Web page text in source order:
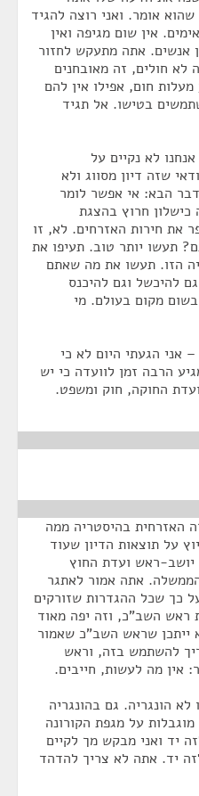
אומר. ואני רוצה להגיד
אין שום מגיפה ואין
זו מדינה של 9 מיליון אנשים. אתה מתעקש לחזור
לא חולים, זה מאובחנים
כנשאים של קורונה. אין להם 37 מעלות חום, אפילו אין להם
בטישו. אל תגיד
לא נקיים על
שזה דיון מסווג ולא
הבא: אי אפשר לומר
חרוץ בהצגת
את חירות האזרחים. לא, זו
תעשו יותר טוב. תעיפו את
הזו. תעשו את מה שאתם
להיכשל וגם להיכנס
מקום בעולם. מי
אני הגעתי היום לא כי
הרבה זמן לוועדה כי יש
החוקה, חוק ומשפט.
האזרחית בהיסטריה ממה
על תוצאות הדיון שעוד
יושב-ראש ועדת החוץ
אתה אמור לאתגר
כך שכל ההגדרות שזורקים
ראש השב"כ, וזה יפה מאוד
ייתכן שראש השב"כ שאמור
להשתמש בזה, וראש
אין מה לעשות, חייבים.
לא הונגריה. גם בהונגריה
על מגפת הקורונה
יד ואני מבקש מך לקיים
יד. אתה לא צריך להדהד